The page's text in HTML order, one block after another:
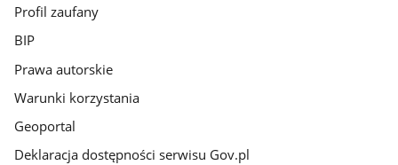
Profil zaufany
BIP
Prawa autorskie
Warunki korzystania
Geoportal
Deklaracja dostępności serwisu Gov.pl